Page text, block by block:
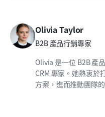
Olivia Taylor
B2B 產品行銷專家
Olivia 是一位 B2B 產
CRM 專家。她熱衷於
方案，進而推動團隊